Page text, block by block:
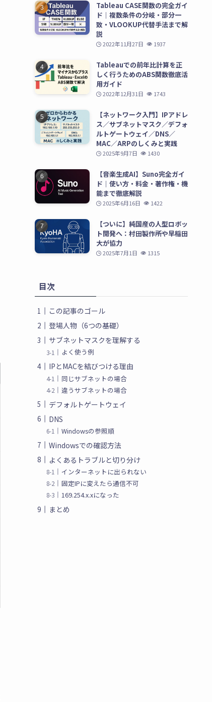
Tableau CASE関数の完全ガイ
ド｜複数条件の分岐・部分一
致・VLOOKUP代替手法まで解
説
2022年11月27日 1937
Tableauでの前年比計算を正
しく行うためのABS関数徹底活
用ガイド
2022年12月31日 1743
【ネットワーク入門】IPアドレ
ス／サブネットマスク／デフォ
ルトゲートウェイ／DNS／
MAC／ARPのしくみと実践
2025年9月7日 1430
【音楽生成AI】Suno完全ガイ
ド｜使い方・料金・著作権・機
能まで徹底解説
2025年6月16日 1422
【ついに】純国産の人型ロボッ
ト開発へ：村田製作所や早稲田
大が協力
2025年7月1日 1315
目次
この記事のゴール
登場人物（6つの基礎）
サブネットマスクを理解する
よく使う例
IPとMACを結びつける理由
同じサブネットの場合
違うサブネットの場合
デフォルトゲートウェイ
DNS
Windowsの参照順
Windowsでの確認方法
よくあるトラブルと切り分け
インターネットに出られない
固定IPに変えたら通信不可
169.254.x.xになった
まとめ